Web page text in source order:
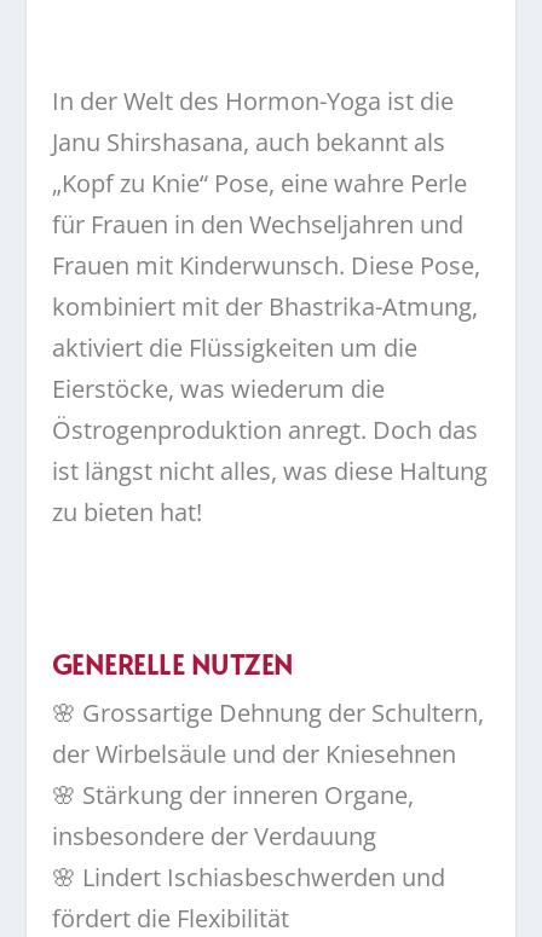
In der Welt des Hormon-Yoga ist die
Janu Shirshasana, auch bekannt als
„Kopf zu Knie“ Pose, eine wahre Perle
für Frauen in den Wechseljahren und
Frauen mit Kinderwunsch. Diese Pose,
kombiniert mit der Bhastrika-Atmung,
aktiviert die Flüssigkeiten um die
Eierstöcke, was wiederum die
Östrogenproduktion anregt. Doch das
ist längst nicht alles, was diese Haltung
zu bieten hat!
GENERELLE NUTZEN
🌸 Grossartige Dehnung der Schultern,
der Wirbelsäule und der Kniesehnen
🌸 Stärkung der inneren Organe,
insbesondere der Verdauung
🌸 Lindert Ischiasbeschwerden und
fördert die Flexibilität